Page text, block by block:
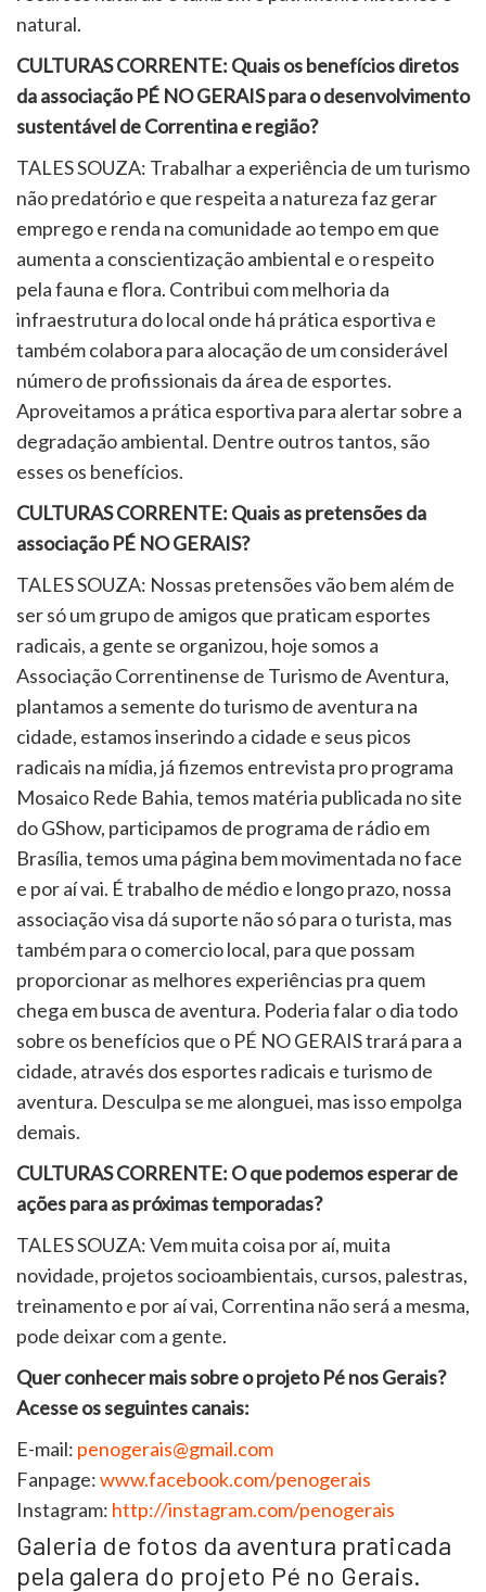
natural.
CULTURAS CORRENTE: Quais os benefícios diretos
da associação PÉ NO GERAIS para o desenvolvimento
sustentável de Correntina e região?
TALES SOUZA: Trabalhar a experiência de um turismo
não predatório e que respeita a natureza faz gerar
emprego e renda na comunidade ao tempo em que
aumenta a conscientização ambiental e o respeito
pela fauna e flora. Contribui com melhoria da
infraestrutura do local onde há prática esportiva e
também colabora para alocação de um considerável
número de profissionais da área de esportes.
Aproveitamos a prática esportiva para alertar sobre a
degradação ambiental. Dentre outros tantos, são
esses os benefícios.
CULTURAS CORRENTE: Quais as pretensões da
associação PÉ NO GERAIS?
TALES SOUZA: Nossas pretensões vão bem além de
ser só um grupo de amigos que praticam esportes
radicais, a gente se organizou, hoje somos a
Associação Correntinense de Turismo de Aventura,
plantamos a semente do turismo de aventura na
cidade, estamos inserindo a cidade e seus picos
radicais na mídia, já fizemos entrevista pro programa
Mosaico Rede Bahia, temos matéria publicada no site
do GShow, participamos de programa de rádio em
Brasília, temos uma página bem movimentada no face
e por aí vai. É trabalho de médio e longo prazo, nossa
associação visa dá suporte não só para o turista, mas
também para o comercio local, para que possam
proporcionar as melhores experiências pra quem
chega em busca de aventura. Poderia falar o dia todo
sobre os benefícios que o PÉ NO GERAIS trará para a
cidade, através dos esportes radicais e turismo de
aventura. Desculpa se me alonguei, mas isso empolga
demais.
CULTURAS CORRENTE: O que podemos esperar de
ações para as próximas temporadas?
TALES SOUZA: Vem muita coisa por aí, muita
novidade, projetos socioambientais, cursos, palestras,
treinamento e por aí vai, Correntina não será a mesma,
pode deixar com a gente.
Quer conhecer mais sobre o projeto Pé nos Gerais?
Acesse os seguintes canais:
E-mail: penogerais@gmail.com
Fanpage:www.facebook.com/penogerais
Instagram: http://instagram.com/penogerais
Galeria de fotos da aventura praticada
pela galera do projeto Pé no Gerais.